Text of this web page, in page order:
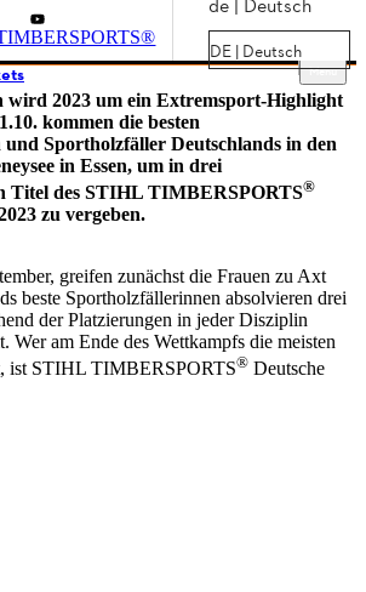
de | Deutsch
DE | Deutsch
Menu
wird 2023 um ein Extremsport-Highlight
kommen die besten
Sportholzfäller Deutschlands in den
in Essen, um in drei
Titel des STIHL TIMBERSPORTS®
zu vergeben.
greifen zunächst die Frauen zu Axt
beste Sportholzfällerinnen absolvieren drei
der Platzierungen in jeder Disziplin
Wer am Ende des Wettkampfs die meisten
ist STIHL TIMBERSPORTS® Deutsche